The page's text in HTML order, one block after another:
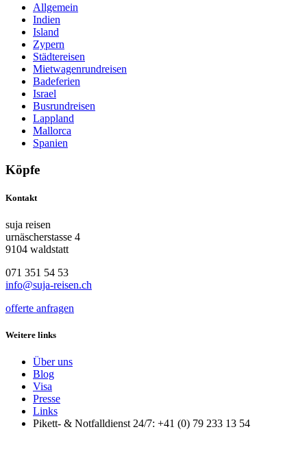
Allgemein
Indien
Island
Zypern
Städtereisen
Mietwagenrundreisen
Badeferien
Israel
Busrundreisen
Lappland
Mallorca
Spanien
Köpfe
Kontakt
suja reisen
urnäscherstasse 4
9104 waldstatt
071 351 54 53
info@suja-reisen.ch
offerte anfragen
Weitere links
Über uns
Blog
Visa
Presse
Links
Pikett- & Notfalldienst 24/7: +41 (0) 79 233 13 54